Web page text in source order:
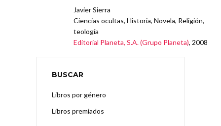
Javier Sierra
Ciencias ocultas, Historia, Novela, Religión,
teología
Editorial Planeta, S.A. (Grupo Planeta), 2008
BUSCAR
Libros por género
Libros premiados